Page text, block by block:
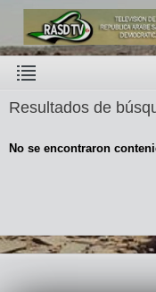
Resultados de
No se encontraron